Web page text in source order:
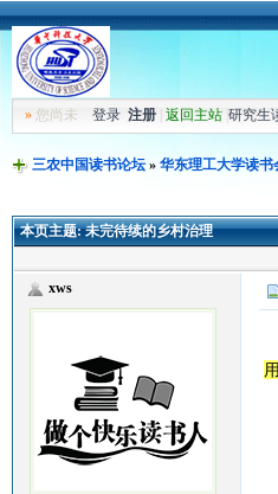
»您尚未 登录 注册| 返回主站| 研究生
三农中国读书论坛» 华东理工大学读书
本页主题:未完待续的乡村治理
xws